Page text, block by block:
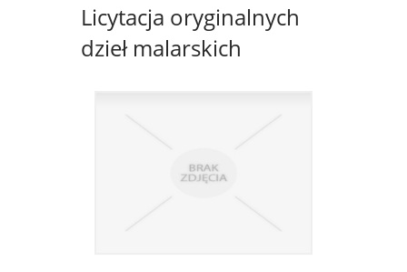
Licytacja oryginalnych
dzieł malarskich